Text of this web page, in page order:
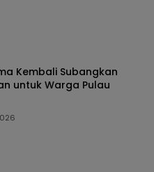
Kembali Subangkan
untuk Warga Pulau